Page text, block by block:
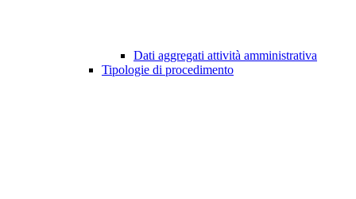
Dati aggregati attività amministrativa
Tipologie di procedimento